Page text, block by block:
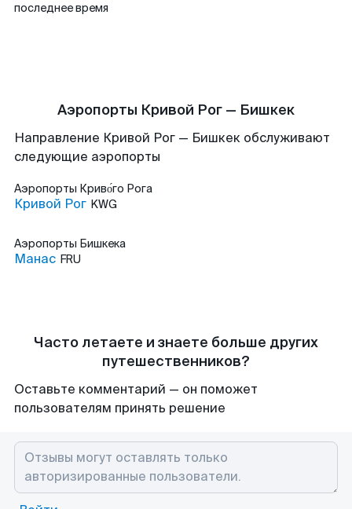
последнее время
Аэропорты Кривой Рог — Бишкек
Направление Кривой Рог — Бишкек обслуживают
следующие аэропорты
Аэропорты Криво́го Рога
Кривой Рог KWG
Аэропорты Бишкека
Манас FRU
Часто летаете и знаете больше других
путешественников?
Оставьте комментарий — он поможет
пользователям принять решение